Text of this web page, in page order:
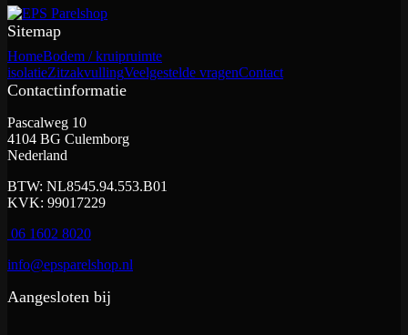
Sitemap
HomeBodem / kruipruimte
isolatieZitzakvullingVeelgestelde vragenContact
Contactinformatie
Pascalweg 10
4104 BG Culemborg
Nederland
BTW: NL8545.94.553.B01
KVK: 99017229
06 1602 8020
info@epsparelshop.nl
Aangesloten bij